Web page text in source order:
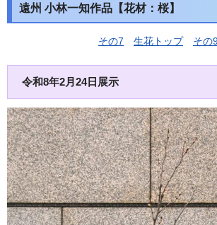
遠州 小林一知作品【花材：桜】
その7 生花トップ その
令和8年2月24日展示